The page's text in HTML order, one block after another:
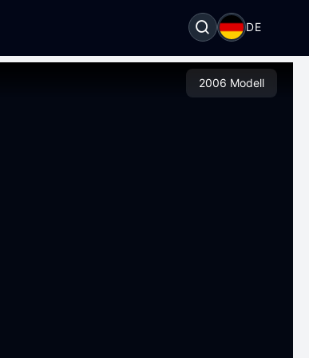
DE
2006 Modell